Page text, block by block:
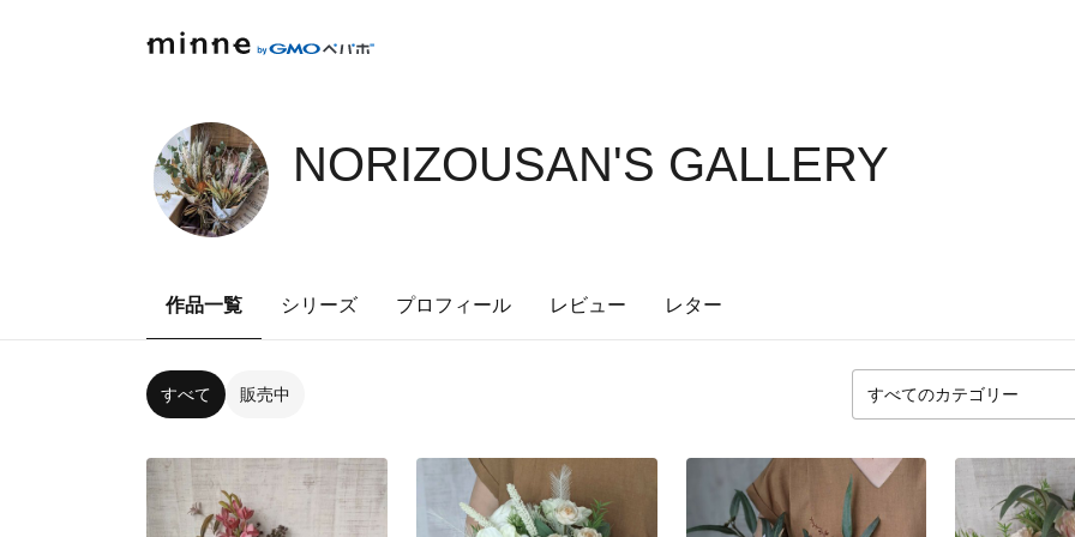
NORIZOUSAN'S GALLERY
作品一覧 シリーズ プロフィール レビュー レター
すべて 販売中